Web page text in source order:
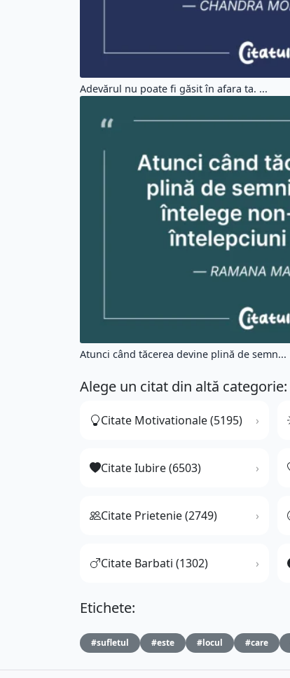
Adevărul nu poate fi găsit în afara ta. ...
Atunci când tăcerea devine plină de semn...
Alege un citat din altă categorie:
Citate Motivationale (5195)
Citate Iubire (6503)
Citate Prietenie (2749)
Citate Barbati (1302)
Etichete:
#sufletul #este #locul #care